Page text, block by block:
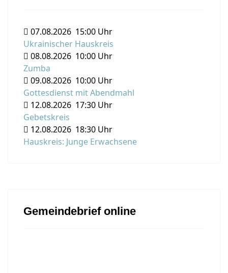
07.08.2026 15:00 Uhr
Ukrainischer Hauskreis
08.08.2026 10:00 Uhr
Zumba
09.08.2026 10:00 Uhr
Gottesdienst mit Abendmahl
12.08.2026 17:30 Uhr
Gebetskreis
12.08.2026 18:30 Uhr
Hauskreis: Junge Erwachsene
Gemeindebrief online